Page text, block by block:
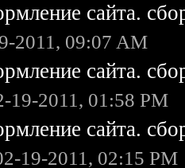
сайта.
2011, 09:07 AM
сайта.
19-2011, 01:58 PM
сайта.
19-2011, 02:15 PM